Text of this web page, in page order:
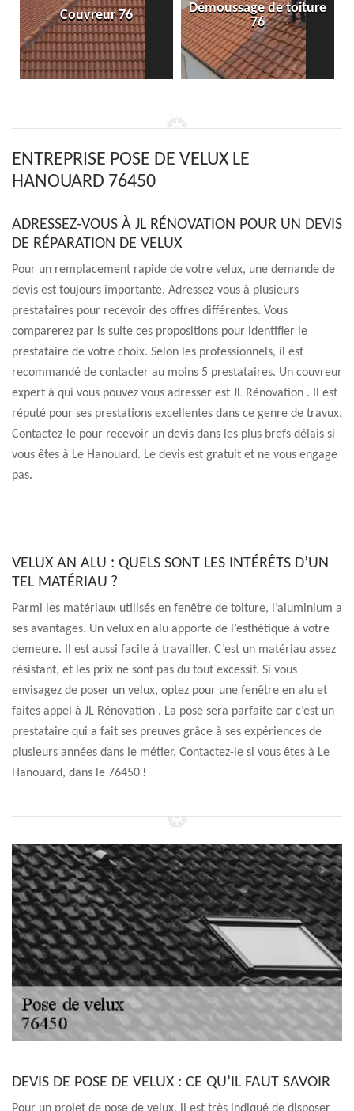
76
Démoussage de toiture
76
ENTREPRISE POSE DE VELUX LE
HANOUARD 76450
ADRESSEZ-VOUS À JL RÉNOVATION POUR UN DEVIS
DE RÉPARATION DE VELUX
Pour un remplacement rapide de votre velux, une demande de
devis est toujours importante. Adressez-vous à plusieurs
prestataires pour recevoir des offres différentes. Vous
comparerez par ls suite ces propositions pour identifier le
prestataire de votre choix. Selon les professionnels, il est
recommandé de contacter au moins 5 prestataires. Un couvreur
expert à qui vous pouvez vous adresser est JL Rénovation . Il est
réputé pour ses prestations excellentes dans ce genre de travux.
Contactez-le pour recevoir un devis dans les plus brefs délais si
vous êtes à Le Hanouard. Le devis est gratuit et ne vous engage
pas.
VELUX AN ALU : QUELS SONT LES INTÉRÊTS D’UN
TEL MATÉRIAU ?
Parmi les matériaux utilisés en fenêtre de toiture, l’aluminium a
ses avantages. Un velux en alu apporte de l’esthétique à votre
demeure. Il est aussi facile à travailler. C’est un matériau assez
résistant, et les prix ne sont pas du tout excessif. Si vous
envisagez de poser un velux, optez pour une fenêtre en alu et
faites appel à JL Rénovation . La pose sera parfaite car c’est un
prestataire qui a fait ses preuves grâce à ses expériences de
plusieurs années dans le métier. Contactez-le si vous êtes à Le
Hanouard, dans le 76450 !
DEVIS DE POSE DE VELUX : CE QU’IL FAUT SAVOIR